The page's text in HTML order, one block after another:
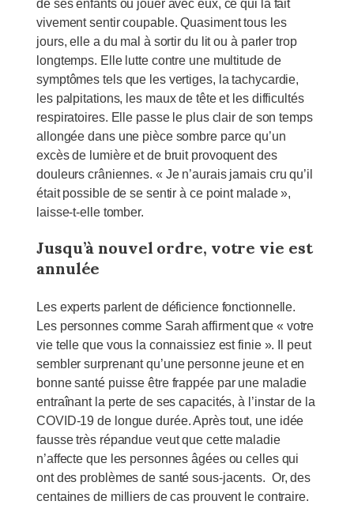
de ses enfants ou jouer avec eux, ce qui la fait
vivement sentir coupable. Quasiment tous les
jours, elle a du mal à sortir du lit ou à parler trop
longtemps. Elle lutte contre une multitude de
symptômes tels que les vertiges, la tachycardie,
les palpitations, les maux de tête et les difficultés
respiratoires. Elle passe le plus clair de son temps
allongée dans une pièce sombre parce qu’un
excès de lumière et de bruit provoquent des
douleurs crâniennes. « Je n’aurais jamais cru qu’il
était possible de se sentir à ce point malade »,
laisse-t-elle tomber.
Jusqu’à nouvel ordre, votre vie est
annulée
Les experts parlent de déficience fonctionnelle.
Les personnes comme Sarah affirment que « votre
vie telle que vous la connaissiez est finie ». Il peut
sembler surprenant qu’une personne jeune et en
bonne santé puisse être frappée par une maladie
entraînant la perte de ses capacités, à l’instar de la
COVID-19 de longue durée. Après tout, une idée
fausse très répandue veut que cette maladie
n’affecte que les personnes âgées ou celles qui
ont des problèmes de santé sous-jacents. Or, des
centaines de milliers de cas prouvent le contraire.